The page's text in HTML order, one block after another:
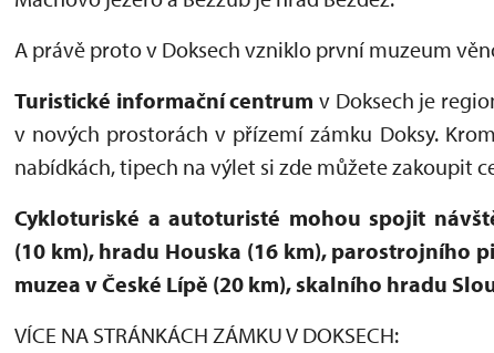
A právě proto v Doksech vzniklo první muzeum
Turistické informační centrum v Doksech je
v nových prostorách v přízemí zámku Doksy.
nabídkách, tipech na výlet si zde můžete zakoupit
Cykloturiské a autoturisté mohou spojit
(10 km), hradu Houska (16 km), parostrojního
muzea v České Lípě (20 km), skalního hradu
VÍCE NA STRÁNKÁCH ZÁMKU V DOKSECH: